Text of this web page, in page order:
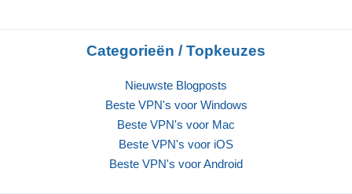
Categorieën / Topkeuzes
Nieuwste Blogposts
Beste VPN's voor Windows
Beste VPN's voor Mac
Beste VPN's voor iOS
Beste VPN's voor Android